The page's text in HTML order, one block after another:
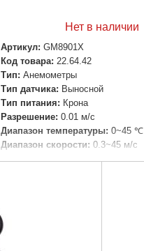
Нет в наличии
Артикул: GM8901X
Код товара: 22.64.42
Тип: Анемометры
Тип датчика: Выносной
Тип питания: Крона
Разрешение: 0.01 м/с
Диапазон температуры: 0~45 ℃
Диапазон скорости: 0.3~45 м/с
Точность, +-мм/м: ± 3%